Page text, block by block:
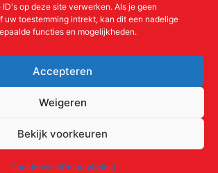
op deze site verwerken. Als je geen
uw toestemming intrekt, kan dit een nadelige
functies en mogelijkheden.
Accepteren
Weigeren
Bekijk voorkeuren
CookiebeleidPrivacybeleid
donateur